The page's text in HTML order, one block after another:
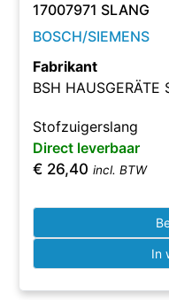
17007971 SLANG
BOSCH/SIEMENS
Fabrikant
BSH HAUSGERÄTE
Stofzuigerslang
Direct leverbaar
€ 26,40 incl. BTW
In